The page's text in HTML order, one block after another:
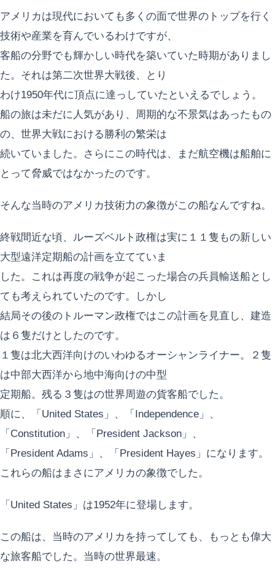
アメリカは現代においても多くの面で世界のトップを行く
技術や産業を育んでいるわけですが、
客船の分野でも輝かしい時代を築いていた時期がありまし
た。それは第二次世界大戦後、とり
わけ1950年代に頂点に達っしていたといえるでしょう。
船の旅は未だに人気があり、周期的な不景気はあったもの
の、世界大戦における勝利の繁栄は
続いていました。さらにこの時代は、まだ航空機は船舶に
とって脅威ではなかったのです。
そんな当時のアメリカ技術力の象徴がこの船なんですね。
終戦間近な頃、ルーズベルト政権は実に１１隻もの新しい
大型遠洋定期船の計画を立てていま
した。これは再度の戦争が起こった場合の兵員輸送船とし
ても考えられていたのです。しかし
結局その後のトルーマン政権ではこの計画を見直し、建造
は６隻だけとしたのです。
１隻は北大西洋向けのいわゆるオーシャンライナー。２隻
は中部大西洋から地中海向けの中型
定期船。残る３隻はの世界周遊の貨客船でした。
順に、「United States」、「Independence」、
「Constitution」、「President Jackson」、
「President Adams」、「President Hayes」になります。
これらの船はまさにアメリカの象徴でした。
「United States」は1952年に登場します。
この船は、当時のアメリカを持ってしても、もっとも偉大
な旅客船でした。当時の世界最速。